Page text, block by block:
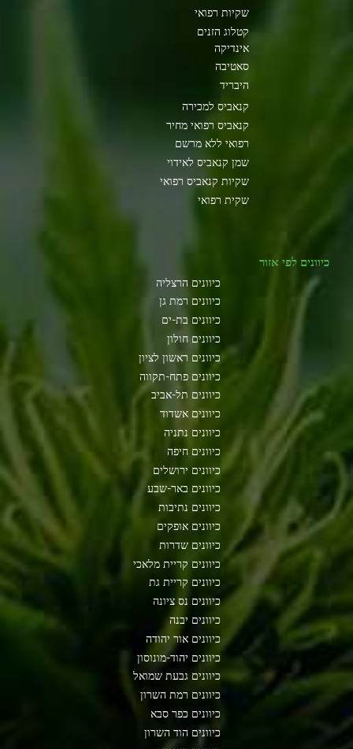
שקיות רפואי
קטלוג הזנים
אינדיקה
סאטיבה
היבריד
קנאביס למכירה
קנאביס רפואי מחיר
רפואי ללא מרשם
שמן קנאביס לאידוי
שקיות קנאביס רפואי
שקית רפואי
כיוונים לפי אזור
כיוונים הרצליה
כיוונים רמת גן
כיוונים בת-ים
כיוונים חולון
כיוונים ראשון לציון
כיוונים פתח-תקווה
כיוונים תל-אביב
כיוונים אשדוד
כיוונים נתניה
כיוונים חיפה
כיוונים ירושלים
כיוונים באר-שבע
כיוונים נתיבות
כיוונים אופקים
כיוונים שדרות
כיוונים קריית מלאכי
כיוונים קריית גת
כיוונים נס ציונה
כיוונים יבנה
כיוונים אור יהודה
כיוונים יהוד-מונוסון
כיוונים גבעת שמואל
כיוונים רמת השרון
כיוונים כפר סבא
כיוונים הוד השרון